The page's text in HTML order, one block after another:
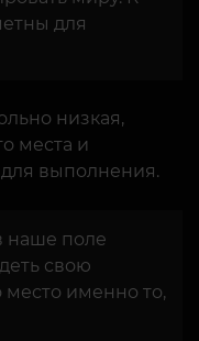
для
низкая,
места и
выполнения.
наше поле
свою
место именно то,